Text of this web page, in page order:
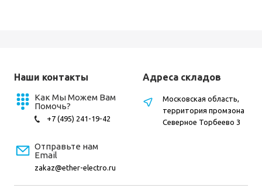
Наши контакты
Как Мы Можем Вам
Помочь?
+7 (495) 241-19-42
Отправьте нам
Email
zakaz@ether-electro.ru
Адреса складов
Московская область,
территория промзона
Северное Торбеево 3